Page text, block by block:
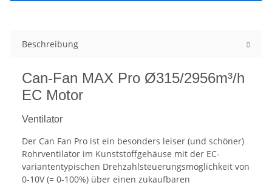
Beschreibung
Can-Fan MAX Pro Ø315/2956m³/h
EC Motor
Ventilator
Der Can Fan Pro ist ein besonders leiser (und schöner)
Rohrventilator im Kunststoffgehäuse mit der EC-
variantentypischen Drehzahlsteuerungsmöglichkeit von
0-10V (= 0-100%) über einen zukaufbaren